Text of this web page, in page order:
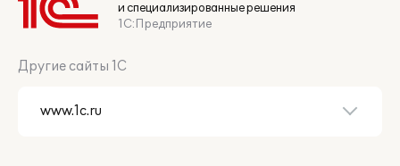
и специализированные решения
1С:Предприятие
Другие сайты 1С